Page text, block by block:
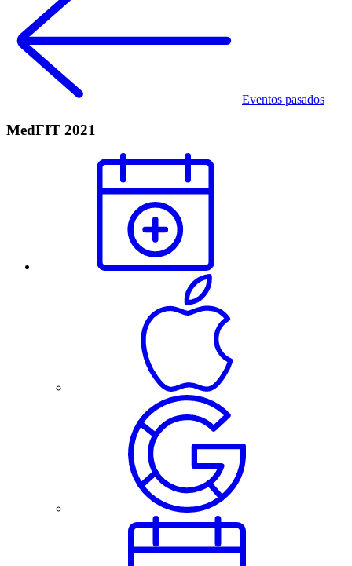
Eventos pasados
MedFIT 2021